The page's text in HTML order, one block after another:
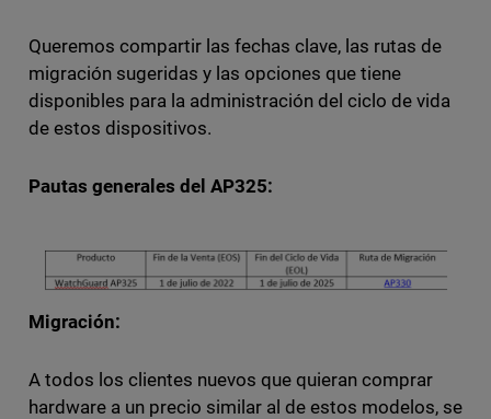
Queremos compartir las fechas clave, las rutas de
migración sugeridas y las opciones que tiene
disponibles para la administración del ciclo de vida
de estos dispositivos.
Pautas generales del AP325:
Migración:
A todos los clientes nuevos que quieran comprar
hardware a un precio similar al de estos modelos, se